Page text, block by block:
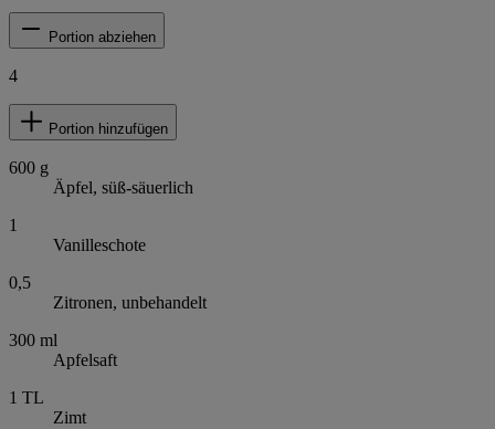
Portion abziehen
4
Portion hinzufügen
600 g
Äpfel, süß-säuerlich
1
Vanilleschote
0,5
Zitronen, unbehandelt
300 ml
Apfelsaft
1 TL
Zimt